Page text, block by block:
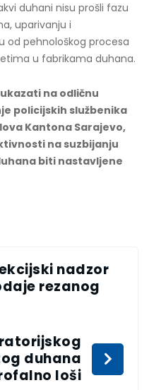
duhani nisu prošli fazu
uparivanju i
od pehnološkog procesa
u fabrikama duhana.
na odličnu
policijskih službenika
Kantona Sarajevo,
na suzbijanju
biti nastavljene
nadzor
rezanog
duhana
loši